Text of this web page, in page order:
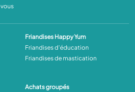
Friandises Happy Yum
Friandises d'éducation
Friandises de mastication
Achats groupés